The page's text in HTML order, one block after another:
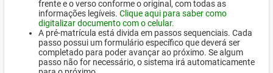
frente e o verso conforme o original, com todas as
informações legíveis. Clique aqui para saber como
digitalizar documento com o celular.
A pré-matrícula está divida em passos sequenciais. Cada
passo possui um formulário específico que deverá ser
completado para poder avançar ao próximo. Se algum
passo não for necessário, o sistema irá automaticamente